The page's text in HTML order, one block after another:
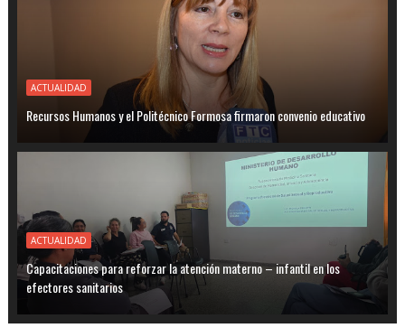
ACTUALIDAD
Recursos Humanos y el Politécnico Formosa firmaron convenio educativo
ACTUALIDAD
Capacitaciones para reforzar la atención materno – infantil en los
efectores sanitarios